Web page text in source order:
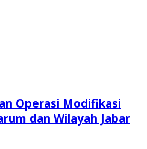
Operasi Modifikasi
dan Wilayah Jabar